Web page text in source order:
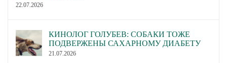
22.07.2026
КИНОЛОГ ГОЛУБЕВ: СОБАКИ ТОЖЕ
ПОДВЕРЖЕНЫ САХАРНОМУ ДИАБЕТУ
21.07.2026